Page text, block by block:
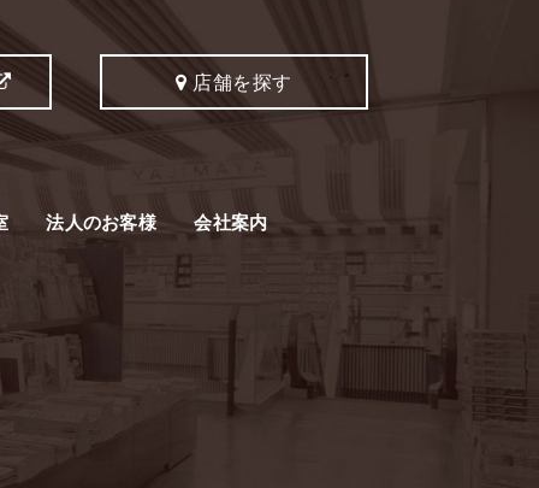
店舗を探す
法人のお客様 会社案内